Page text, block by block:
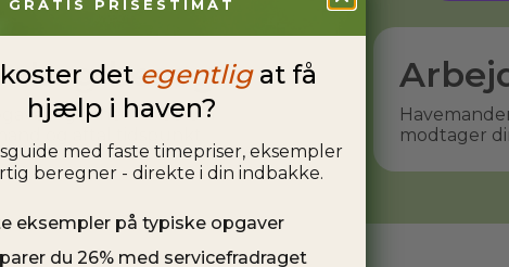
besøg
igennem med din
modtager
GRATIS PRISESTIMAT
det egentligat få
hjælp i haven?
med faste timepriser, eksempler
beregner - direkte i din indbakke.
eksempler på typiske opgaver
du 26% med servicefradraget